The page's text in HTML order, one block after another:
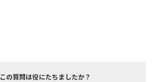
この質問は役にたちましたか？